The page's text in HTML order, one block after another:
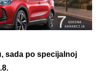
sada po specijalnoj